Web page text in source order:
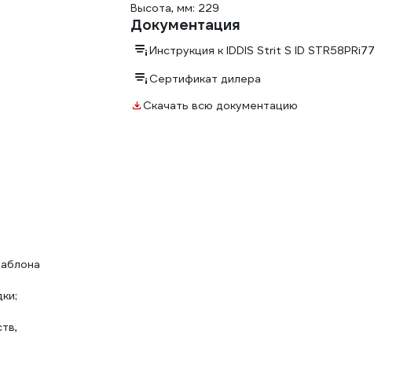
Высота, мм: 229
Документация
Инструкция к IDDIS Strit S ID STR58PRi77
Сертификат дилера
Скачать всю документацию